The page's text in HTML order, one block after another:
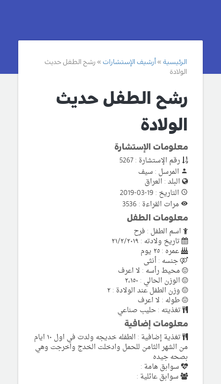
الرئيسية أرشيف الإستشارات
رشح الطفل حديث
الولادة
رشح الطفل حديث
الولادة
معلومات الإستشارة
رقم الإستشارة : 5267
المرسل : سيف
البلد : العراق
التاريخ : 19-03-2019
مرات القراءة : 3536
معلومات الطفل
اسم الطفل : فرح
تاريخ ولادته : ٢١/٢/٢٠١٩
عمره : ٢٥ يوم
جنسه : أنثى
محيط رأسه : لا اعرف
الوزن الحالي : ٢،١٥٠
وزن الطفل عند الولادة : ٢
طوله : لا اعرف
تغذيته : حليب صناعي
معلومات إضافية
تغذية إضافية : الطفله خديجه ولدت في اول ١٠ ايام
من الشهر الثامن للحمل وادخلت الخدج واخرجت وهي
بصحه جيده
سوابق هامة :
سوابق عائلية :